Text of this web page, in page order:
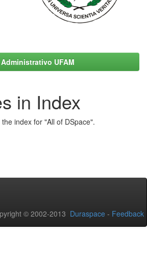
UFAM
in Index
index for "All of DSpace".
© 2002-2013 Duraspace - Feedback